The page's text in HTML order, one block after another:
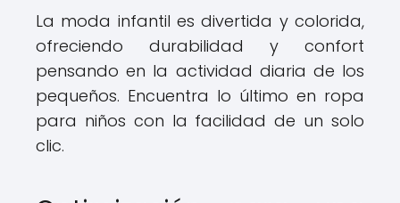
La moda infantil es divertida y colorida,
ofreciendo durabilidad y confort
pensando en la actividad diaria de los
pequeños. Encuentra lo último en ropa
para niños con la facilidad de un solo
clic.